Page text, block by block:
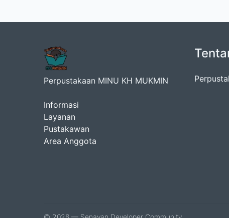
Perpustakaan MINU KH MUKMIN
Informasi
Layanan
Pustakawan
Area Anggota